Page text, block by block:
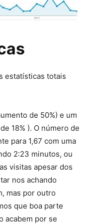
estatísticas totais
de 50%) e um
18% ). O número de
para 1,67 com uma
2:23 minutos, ou
visitas apesar dos
nos achando
mas por outro
que boa parte
acabem por se